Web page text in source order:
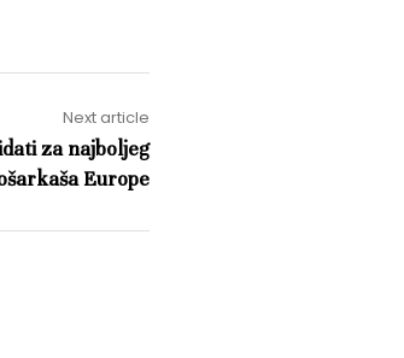
Next article
za najboljeg
Europe